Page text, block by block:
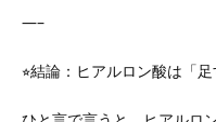
—–
⭐︎結論：ヒアルロン酸は「